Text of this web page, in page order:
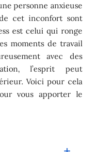
personne anxieuse
cet inconfort sont
est celui qui ronge
moments de travail
avec des
l’esprit peut
Voici pour cela
vous apporter le